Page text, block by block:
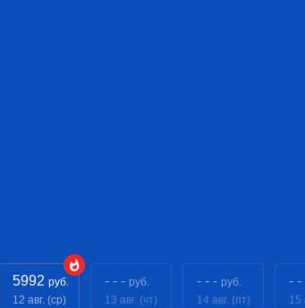
5992 руб.
12 авг. (ср)
- - - руб.
13 авг. (чт)
- - - руб.
14 авг. (пт)
- -
15